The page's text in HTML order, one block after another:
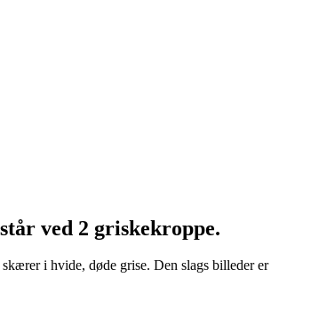
ved 2 griskekroppe.
i hvide, døde grise. Den slags billeder er